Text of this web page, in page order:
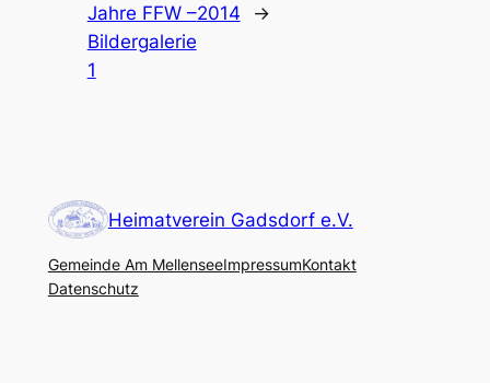
Jahre FFW –
Bildergalerie
1
2014
→
Heimatverein Gadsdorf e.V.
Gemeinde Am MellenseeImpressumKontakt
Datenschutz